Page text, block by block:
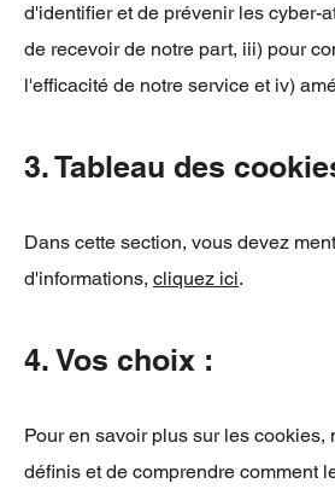
d'identifier et de prévenir les cyber-
de recevoir de notre part, iii) pour
l'efficacité de notre service et iv)
3. Tableau des
Dans cette section, vous devez
d'informations, cliquez ici.
4. Vos choix :
Pour en savoir plus sur les
définis et de comprendre comment